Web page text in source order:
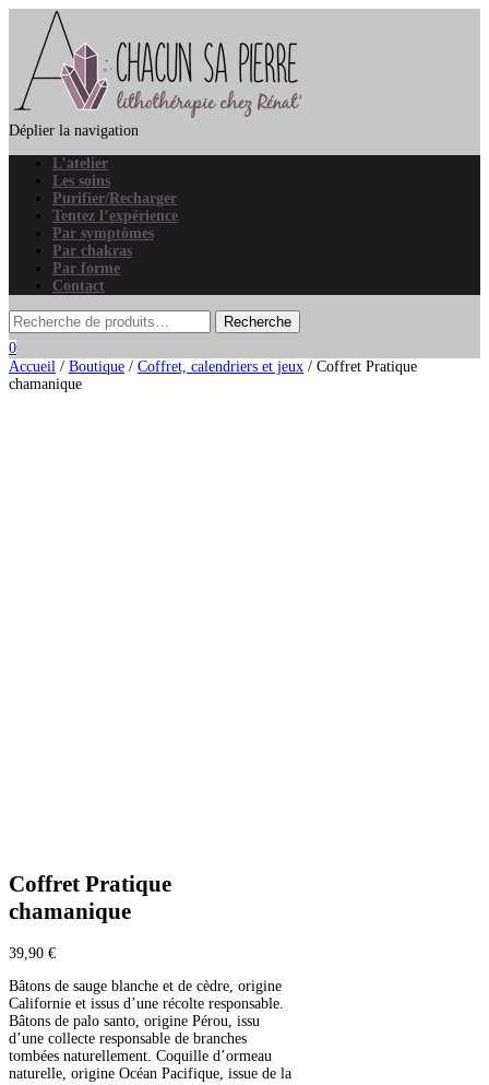
Déplier la navigation
L’atelier
Les soins
Purifier/Recharger
Tentez l’expérience
Par symptômes
Par chakras
Par forme
Contact
0
Accueil / Boutique / Coffret, calendriers et jeux / Coffret Pratique
chamanique
Coffret Pratique
chamanique
39,90 €
Bâtons de sauge blanche et de cèdre, origine
Californie et issus d’une récolte responsable.
Bâtons de palo santo, origine Pérou, issu
d’une collecte responsable de branches
tombées naturellement. Coquille d’ormeau
naturelle, origine Océan Pacifique, issue de la